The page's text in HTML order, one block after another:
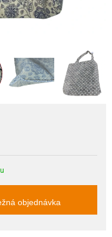
objednávka